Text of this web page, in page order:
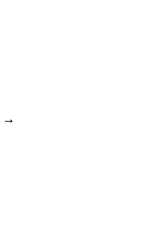
→